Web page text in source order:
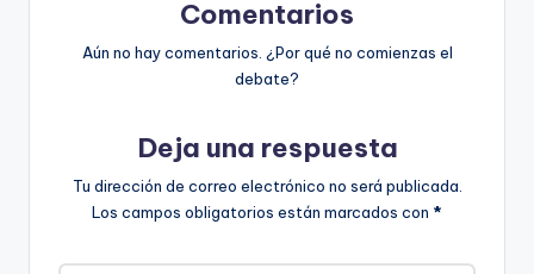
Comentarios
Aún no hay comentarios. ¿Por qué no comienzas el
debate?
Deja una respuesta
Tu dirección de correo electrónico no será publicada.
Los campos obligatorios están marcados con *